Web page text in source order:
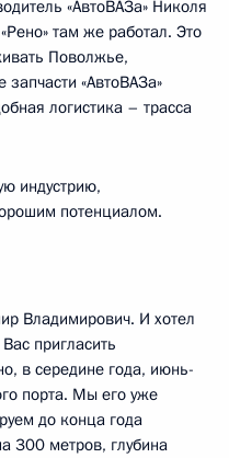
«АвтоВАЗа» Николя
там же работал. Это
Поволжье,
«АвтоВАЗа»
логистика – трасса
индустрию,
потенциалом.
Владимирович. И хотел
пригласить
в середине года, июнь-
порта. Мы его уже
до конца года
300 метров, глубина